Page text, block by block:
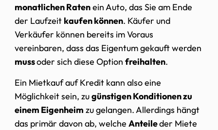
monatlichen Ratenein Auto, das Sie am Ende
der Laufzeit kaufen können. Käufer und
Verkäufer können bereits im Voraus
vereinbaren, dass das Eigentum gekauft werden
mussoder sich diese Option freihalten.
Ein Mietkauf auf Kredit kann also eine
Möglichkeit sein, zugünstigen Konditionen zu
einem Eigenheim zu gelangen. Allerdings hängt
das primär davon ab, welche Anteileder Miete